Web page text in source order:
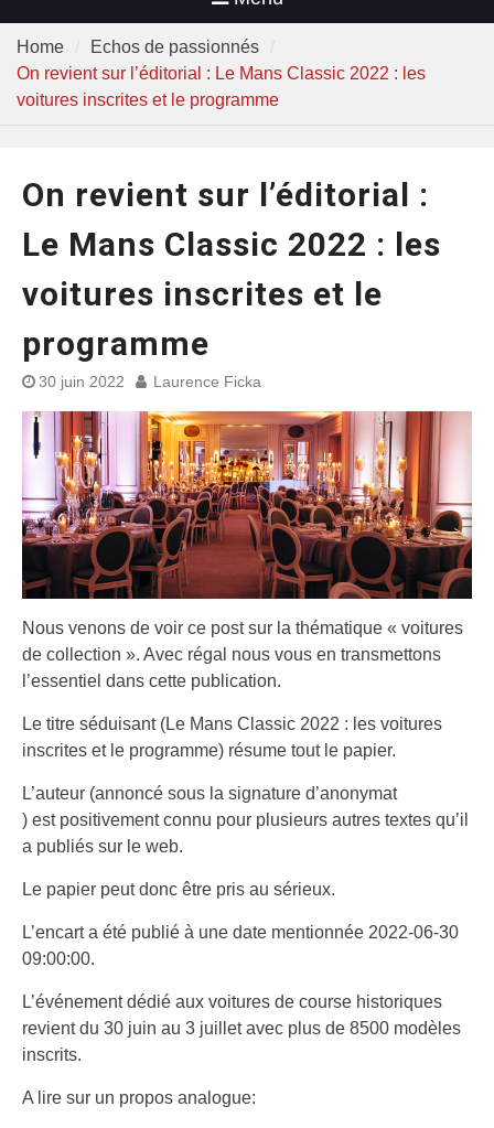
Home
Echos de passionnés
On revient sur l’éditorial : Le Mans Classic 2022 : les
voitures inscrites et le programme
On revient sur l’éditorial :
Le Mans Classic 2022 : les
voitures inscrites et le
programme
30 juin 2022 Laurence Ficka
Nous venons de voir ce post sur la thématique « voitures
de collection ». Avec régal nous vous en transmettons
l’essentiel dans cette publication.
Le titre séduisant (Le Mans Classic 2022 : les voitures
inscrites et le programme) résume tout le papier.
L’auteur (annoncé sous la signature d’anonymat
) est positivement connu pour plusieurs autres textes qu’il
a publiés sur le web.
Le papier peut donc être pris au sérieux.
L’encart a été publié à une date mentionnée 2022-06-30
09:00:00.
L’événement dédié aux voitures de course historiques
revient du 30 juin au 3 juillet avec plus de 8500 modèles
inscrits.
A lire sur un propos analogue: